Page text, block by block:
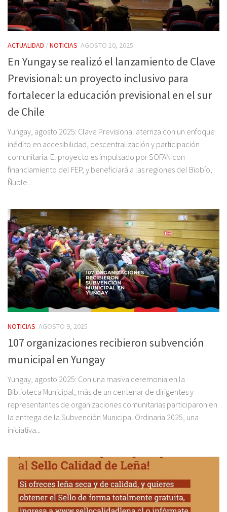
ACTUALIDAD /NOTICIAS AGOSTO 10, 2025
En Yungay se realizó el lanzamiento de Clave
Previsional: un proyecto inclusivo para
fortalecer la educación previsional en el sur
de Chile
Yungay, agosto 2025: Clave Previsional aterriza con un enfoque
inédito en accesibilidad, descentralización y participación
comunitaria. El proyecto es impulsado por SOFAN con
financiamiento del FEP, y beneficiará a las regiones del Biobío,
Ñuble...
NOTICIAS AGOSTO 9, 2025
107 organizaciones recibieron subvención
municipal en Yungay
Yungay, agosto 2025: Con una masiva ceremonia en la
Biblioteca Municipal, más de un centenar de dirigentes y
representantes de organizaciones comunitarias participaron en
la entrega de la Subvención Municipal Ordinaria 2025, una
iniciativa...